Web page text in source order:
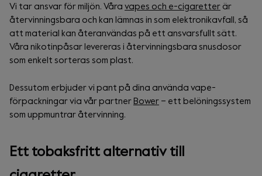
Vi tar ansvar för miljön. Våra vapes och e-cigaretter är
återvinningsbara och kan lämnas in som elektronikavfall, så
att material kan återanvändas på ett ansvarsfullt sätt.
Våra nikotinpåsar levereras i återvinningsbara snusdosor
som enkelt sorteras som plast.
Dessutom erbjuder vi pant på dina använda vape-
förpackningar via vår partner Bower – ett belöningssystem
som uppmuntrar återvinning.
Ett tobaksfritt alternativ till